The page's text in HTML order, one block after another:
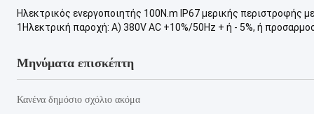
Ηλεκτρικός ενεργοποιητής 100N.m IP67 μερικής περιστροφής
1Ηλεκτρική παροχή: Α) 380V AC +10%/50Hz + ή - 5%, ή
Μηνύματα επισκέπτη
Κανένα δημόσιο σχόλιο ακόμα